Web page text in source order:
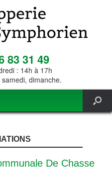
83 31 49
: 14h à 17h
dimanche.
De Chasse